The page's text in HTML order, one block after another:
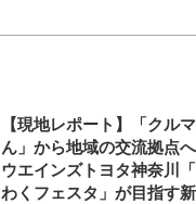
【現地レポート】「クル
ん」から地域の交流拠点
ウエインズトヨタ神奈川
わくフェスタ」が目指す